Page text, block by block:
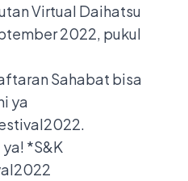
Virtual Daihatsu
2022, pukul
Sahabat bisa
ya
*S&K